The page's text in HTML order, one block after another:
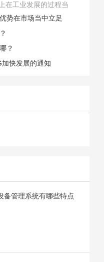
在工业发展的过程当
具体结束是非常的多
...
势在市场当中立足
？
快发展的通知
备管理系统有哪些特点